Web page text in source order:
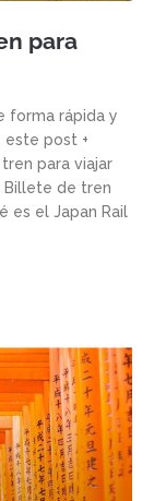
para
forma rápida y
este post +
para viajar
Billete de tren
es el Japan Rail